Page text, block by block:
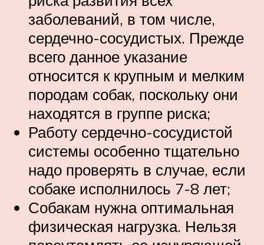
заболеваний, в том числе,
сердечно-сосудистых. Прежде
всего данное указание
относится к крупным и мелким
породам собак, поскольку они
находятся в группе риска;
Работу сердечно-сосудистой
системы особенно тщательно
надо проверять в случае, если
собаке исполнилось 7-8 лет;
Собакам нужна оптимальная
физическая нагрузка. Нельзя